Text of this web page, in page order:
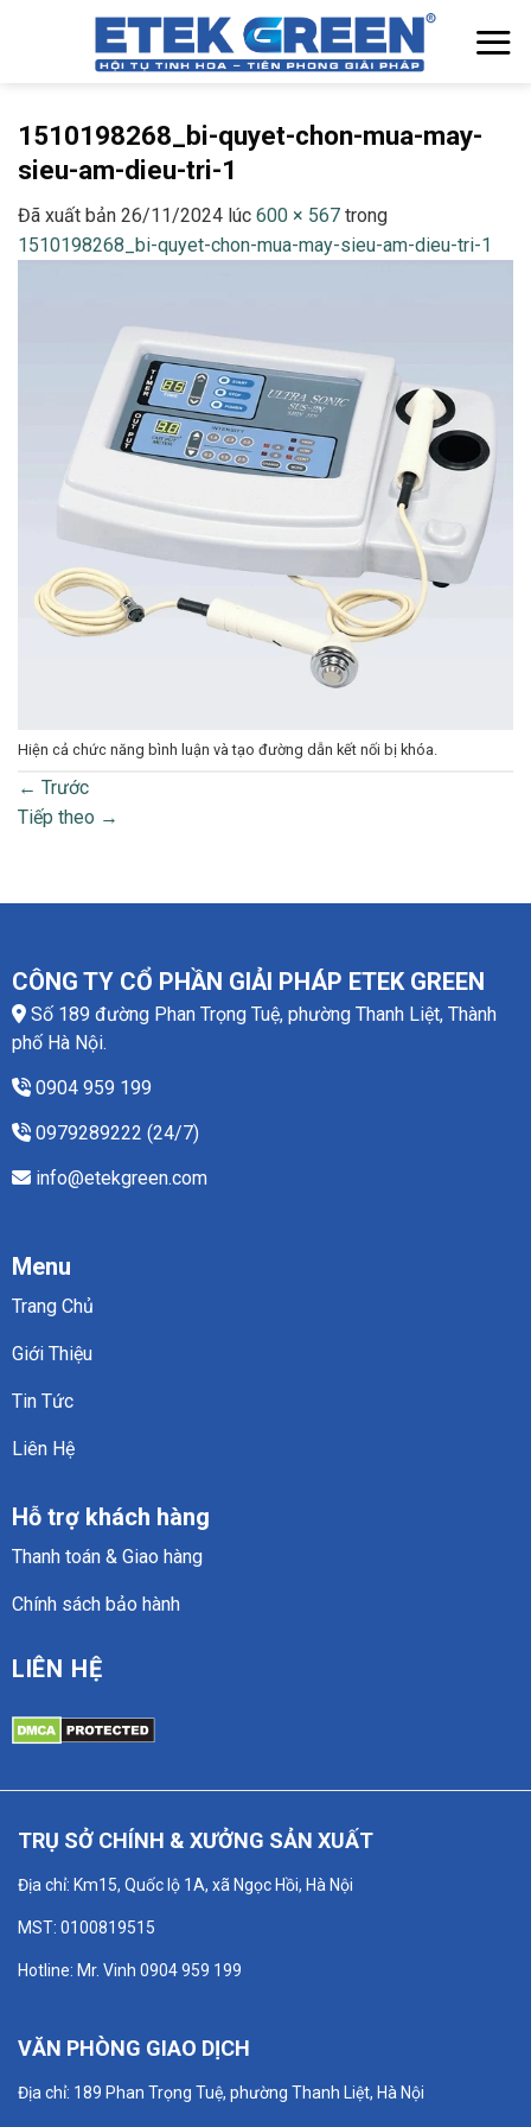
1510198268_bi-quyet-chon-mua-may-
sieu-am-dieu-tri-1
Đã xuất bản 26/11/2024 lúc 600 × 567 trong
1510198268_bi-quyet-chon-mua-may-sieu-am-dieu-tri-1
Hiện cả chức năng bình luận và tạo đường dẫn kết nối bị khóa.
← Trước
Tiếp theo →
CÔNG TY CỔ PHẦN GIẢI PHÁP ETEK GREEN
Số 189 đường Phan Trọng Tuệ, phường Thanh Liệt, Thành
phố Hà Nội.
0904 959 199
0979289222 (24/7)
info@etekgreen.com
Menu
Trang Chủ
Giới Thiệu
Tin Tức
Liên Hệ
Hỗ trợ khách hàng
Thanh toán & Giao hàng
Chính sách bảo hành
LIÊN HỆ
TRỤ SỞ CHÍNH & XƯỞNG SẢN XUẤT
Địa chỉ: Km15, Quốc lộ 1A, xã Ngọc Hồi, Hà Nội
MST: 0100819515
Hotline: Mr. Vinh 0904 959 199
VĂN PHÒNG GIAO DỊCH
Địa chỉ: 189 Phan Trọng Tuệ, phường Thanh Liệt, Hà Nội